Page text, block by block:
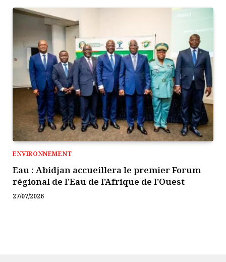
ENVIRONNEMENT
Eau : Abidjan accueillera le premier Forum
régional de l’Eau de l’Afrique de l’Ouest
27/07/2026